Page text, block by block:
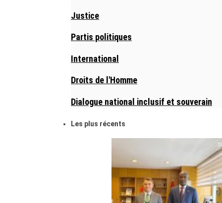
Justice
Partis politiques
International
Droits de l'Homme
Dialogue national inclusif et souverain
Les plus récents